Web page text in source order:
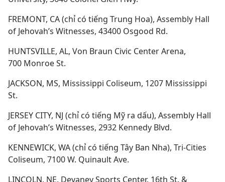
FREMONT, CA (chỉ có tiếng Trung Hoa), Assembly Hall
of Jehovah’s Witnesses, 43400 Osgood Rd.
HUNTSVILLE, AL, Von Braun Civic Center Arena,
700 Monroe St.
JACKSON, MS, Mississippi Coliseum, 1207 Mississippi
St.
JERSEY CITY, NJ (chỉ có tiếng Mỹ ra dấu), Assembly Hall
of Jehovah’s Witnesses, 2932 Kennedy Blvd.
KENNEWICK, WA (chỉ có tiếng Tây Ban Nha), Tri-Cities
Coliseum, 7100 W. Quinault Ave.
LINCOLN, NE, Devaney Sports Center, 16th St. &